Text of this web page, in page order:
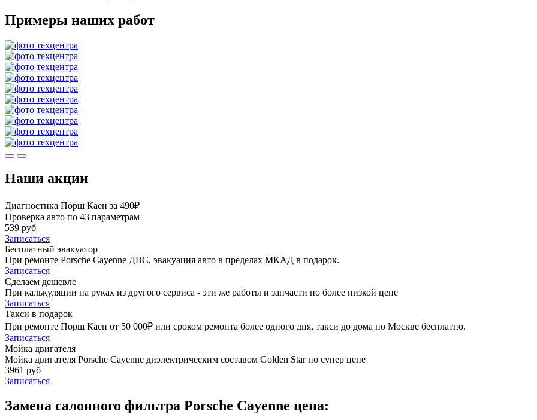
Примеры наших работ
Наши акции
Диагностика Порш Каен за 490₽
Проверка авто по 43 параметрам
539 руб
Записаться
Бесплатный эвакуатор
При ремонте Porsche Cayenne ДВС, эвакуация авто в пределах МКАД в подарок.
Записаться
Сделаем дешевле
При калькуляции на руках из другого сервиса - эти же работы и запчасти по более низкой цене
Записаться
Такси в подарок
При ремонте Порш Каен от 50 000₽ или сроком ремонта более одного дня, такси до дома по Москве бесплатно.
Записаться
Мойка двигателя
Мойка двигателя Porsche Cayenne диэлектрическим составом Golden Star по супер цене
3961 руб
Записаться
Замена салонного фильтра Porsche Cayenne цена: